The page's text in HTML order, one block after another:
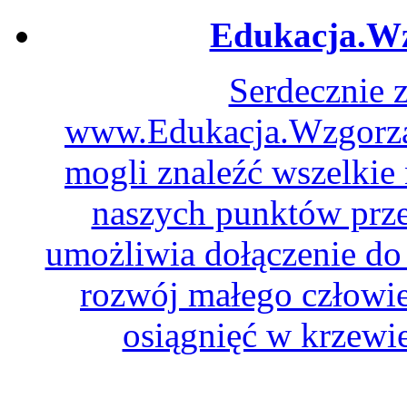
Serdecznie
mogli znaleźć wszelkie
naszych punktów
umożliwia dołączenie
rozwój małego
osiągnięć w